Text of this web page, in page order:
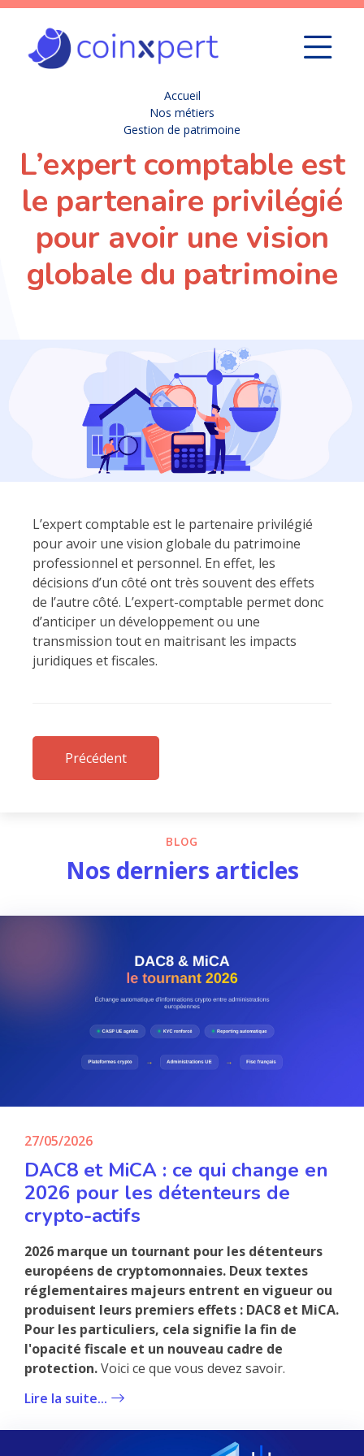
Accueil
Nos métiers
Gestion de patrimoine
L’expert comptable est
le partenaire privilégié
pour avoir une vision
globale du patrimoine
L’expert comptable est le partenaire privilégié
pour avoir une vision globale du patrimoine
professionnel et personnel. En effet, les
décisions d’un côté ont très souvent des effets
de l’autre côté. L’expert-comptable permet donc
d’anticiper un développement ou une
transmission tout en maitrisant les impacts
juridiques et fiscales.
Précédent
BLOG
Nos derniers articles
27/05/2026
DAC8 et MiCA : ce qui change en
2026 pour les détenteurs de
crypto-actifs
2026 marque un tournant pour les détenteurs
européens de cryptomonnaies. Deux textes
réglementaires majeurs entrent en vigueur ou
produisent leurs premiers effets : DAC8 et MiCA.
Pour les particuliers, cela signifie la fin de
l'opacité fiscale et un nouveau cadre de
protection.Voici ce que vous devez savoir.
Lire la suite...